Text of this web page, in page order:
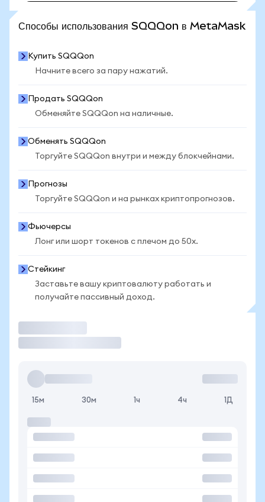
Способы использования SQQQon в MetaMask
Купить SQQQon
Начните всего за пару нажатий.
Продать SQQQon
Обменяйте SQQQon на наличные.
Обменять SQQQon
Торгуйте SQQQon внутри и между блокчейнами.
Прогнозы
Торгуйте SQQQon и на рынках криптопрогнозов.
Фьючерсы
Лонг или шорт токенов с плечом до 50x.
Стейкинг
Заставьте вашу криптовалюту работать и
получайте пассивный доход.
15м 30м 1ч 4ч 1Д